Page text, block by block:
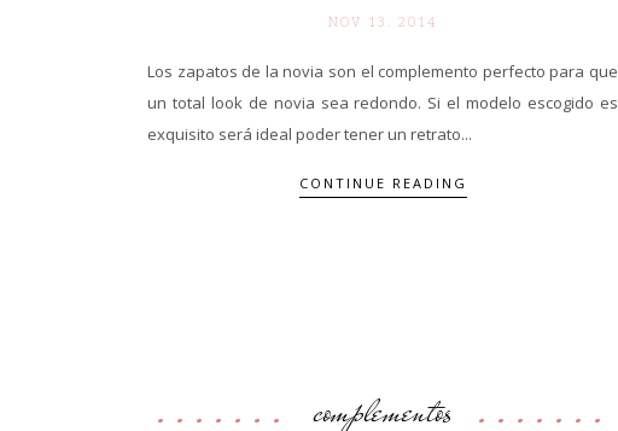
NOV 13. 2014
Los zapatos de la novia son el complemento perfecto para que
un total look de novia sea redondo. Si el modelo escogido es
exquisito será ideal poder tener un retrato...
CONTINUE READING
complementos